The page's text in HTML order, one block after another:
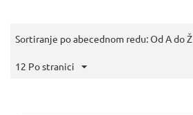
Sortiranje po abecednom redu: Od A do Ž
12 Po stranici